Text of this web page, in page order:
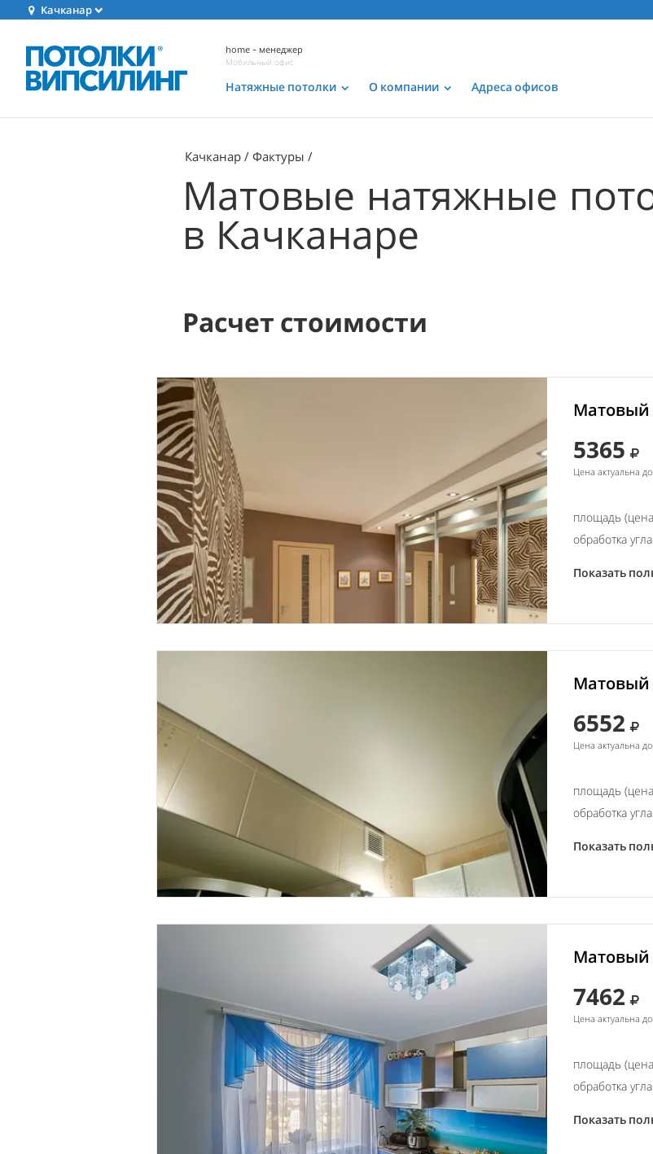
Качканар
home - менеджер
Мобильный офис
Натяжные потолки О компании Адреса офисов
Качканар Фактуры
Матовые натяжные
в Качканаре
Расчет стоимости
Матовый
5365
Цена актуальна до
площадь
обработка угла
Показать
Матовый
6552
Цена актуальна до
площадь
обработка угла
Показать
Матовый
7462
Цена актуальна до
площадь
обработка угла
Показать